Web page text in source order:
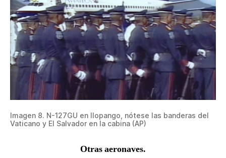
Imagen 8. N-127GU en Ilopango, nótese las banderas del
Vaticano y El Salvador en la cabina (AP)
Otras aeronaves.